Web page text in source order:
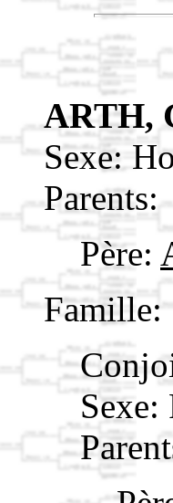
ARTH,
Sexe:
Parents:
Père:
Famille:
Sexe: